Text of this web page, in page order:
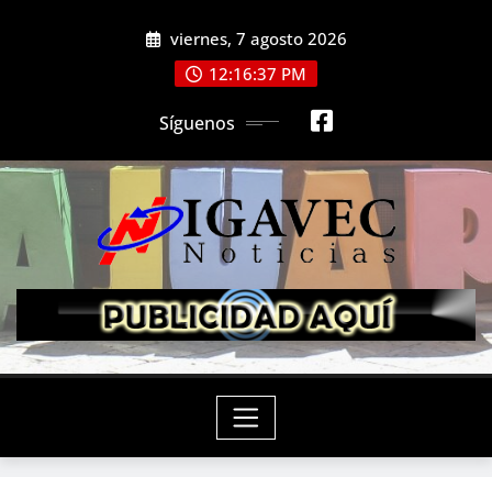
viernes, 7 agosto 2026
12:16:39 PM
Síguenos